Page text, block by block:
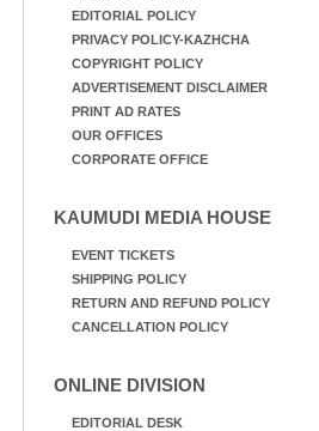
EDITORIAL POLICY
PRIVACY POLICY-KAZHCHA
COPYRIGHT POLICY
ADVERTISEMENT DISCLAIMER
PRINT AD RATES
OUR OFFICES
CORPORATE OFFICE
KAUMUDI MEDIA HOUSE
EVENT TICKETS
SHIPPING POLICY
RETURN AND REFUND POLICY
CANCELLATION POLICY
ONLINE DIVISION
EDITORIAL DESK